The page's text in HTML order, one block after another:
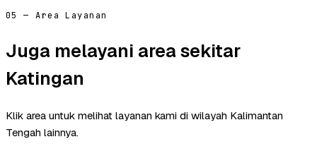
05 — Area Layanan
Juga melayani area sekitar
Katingan
Klik area untuk melihat layanan kami di wilayah Kalimantan
Tengah lainnya.